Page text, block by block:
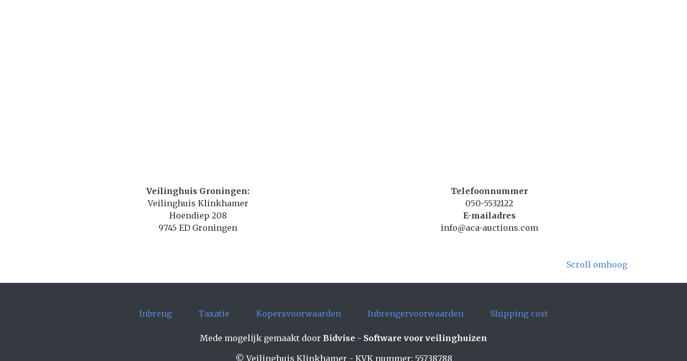
Veilinghuis Groningen:
Veilinghuis Klinkhamer
Hoendiep 208
9745 ED Groningen
Telefoonnummer
050-5532122
E-mailadres
info@aca-auctions.com
Scroll omhoog
Inbreng Taxatie Kopersvoorwaarden Inbrengervoorwaarden Shipping cost
Mede mogelijk gemaakt door Bidvise - Software voor veilinghuizen
© Veilinghuis Klinkhamer - KVK nummer: 55738788